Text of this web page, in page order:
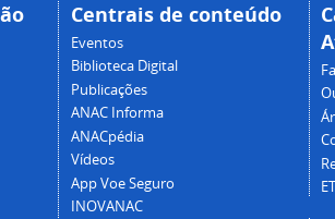
Centrais de conteúdo
Eventos
Biblioteca Digital
Publicações
ANAC Informa
ANACpédia
Vídeos
App Voe Seguro
INOVANAC